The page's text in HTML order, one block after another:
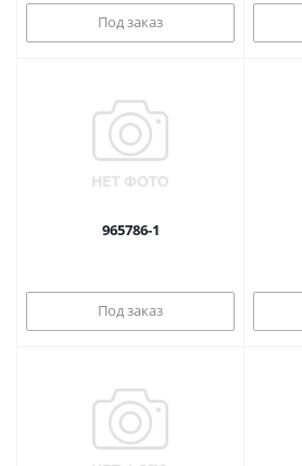
Под заказ
965786-1
Под заказ